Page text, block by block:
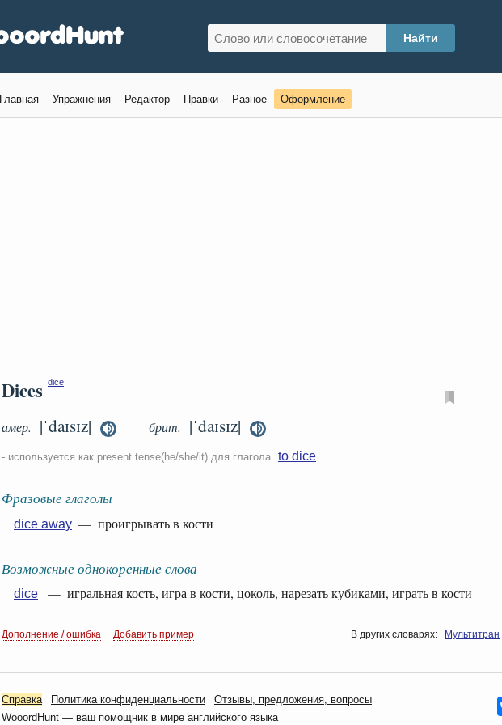
Главная Упражнения Редактор Правки Разное Оформление
Dices dice
амер. |ˈdaɪsɪz| брит. |ˈdaɪsɪz|
- используется как present tense(he/she/it) для глагола to dice
Фразовые глаголы
dice away — проигрывать в кости
Возможные однокоренные слова
dice — игральная кость, игра в кости, цоколь, нарезать кубиками, играть в кости
Дополнение / ошибка Добавить пример В других словарях: Мультитран
Справка Политика конфиденциальности
Oтзывы, предложения, вопросы
WooordHunt — ваш помощник в мире английского языка